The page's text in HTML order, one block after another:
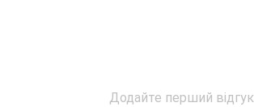
Додайте перший відгук